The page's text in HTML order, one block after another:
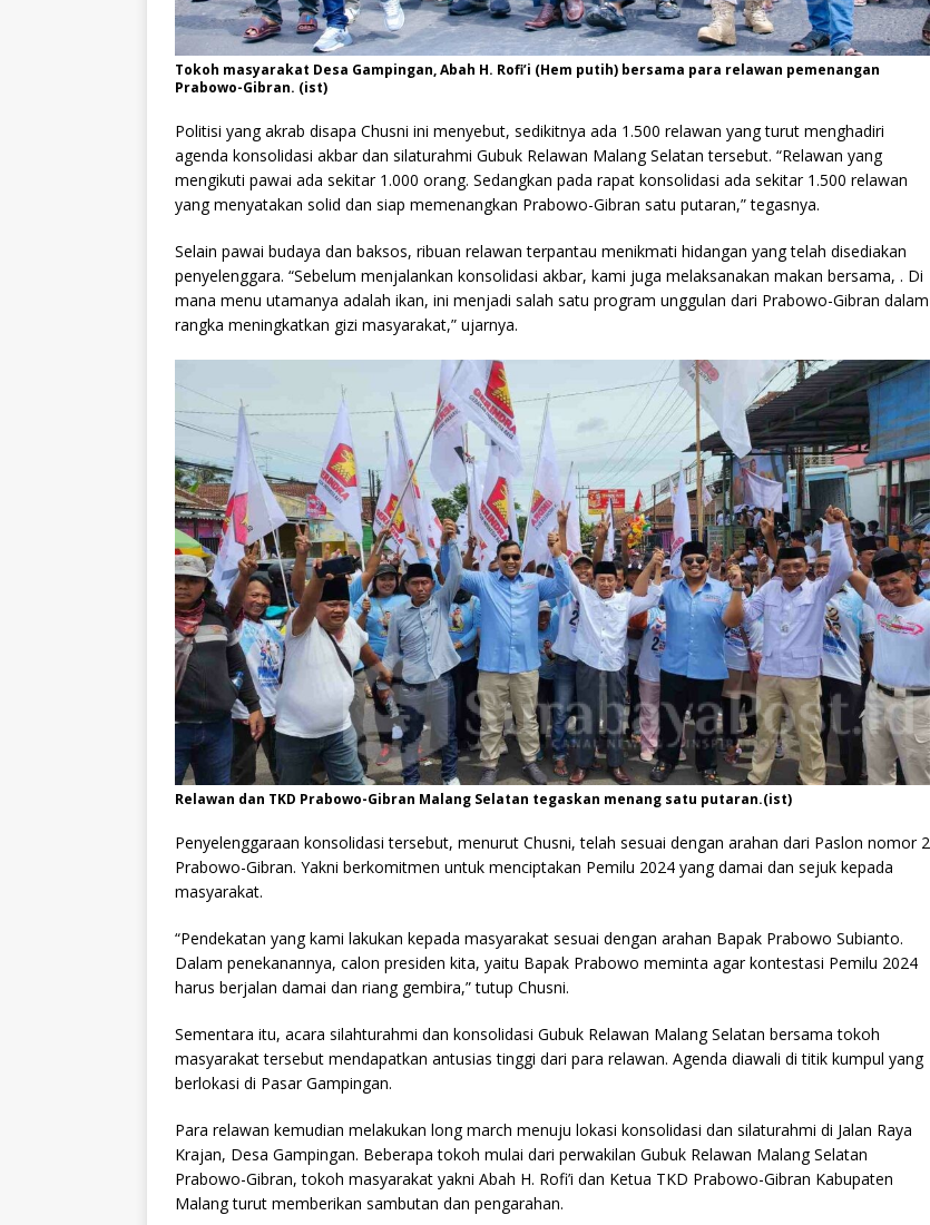
Tokoh masyarakat Desa Gampingan, Abah H. Rofi’i (Hem putih) bersama para relawan pemenangan
Prabowo-Gibran. (ist)
Politisi yang akrab disapa Chusni ini menyebut, sedikitnya ada 1.500 relawan yang turut menghadiri
agenda konsolidasi akbar dan silaturahmi Gubuk Relawan Malang Selatan tersebut. “Relawan yang
mengikuti pawai ada sekitar 1.000 orang. Sedangkan pada rapat konsolidasi ada sekitar 1.500 relawan
yang menyatakan solid dan siap memenangkan Prabowo-Gibran satu putaran,” tegasnya.
Selain pawai budaya dan baksos, ribuan relawan terpantau menikmati hidangan yang telah disediakan
penyelenggara. “Sebelum menjalankan konsolidasi akbar, kami juga melaksanakan makan bersama, . Di
mana menu utamanya adalah ikan, ini menjadi salah satu program unggulan dari Prabowo-Gibran dalam
rangka meningkatkan gizi masyarakat,” ujarnya.
Relawan dan TKD Prabowo-Gibran Malang Selatan tegaskan menang satu putaran.(ist)
Penyelenggaraan konsolidasi tersebut, menurut Chusni, telah sesuai dengan arahan dari Paslon nomor 2
Prabowo-Gibran. Yakni berkomitmen untuk menciptakan Pemilu 2024 yang damai dan sejuk kepada
masyarakat.
“Pendekatan yang kami lakukan kepada masyarakat sesuai dengan arahan Bapak Prabowo Subianto.
Dalam penekanannya, calon presiden kita, yaitu Bapak Prabowo meminta agar kontestasi Pemilu 2024
harus berjalan damai dan riang gembira,” tutup Chusni.
Sementara itu, acara silahturahmi dan konsolidasi Gubuk Relawan Malang Selatan bersama tokoh
masyarakat tersebut mendapatkan antusias tinggi dari para relawan. Agenda diawali di titik kumpul yang
berlokasi di Pasar Gampingan.
Para relawan kemudian melakukan long march menuju lokasi konsolidasi dan silaturahmi di Jalan Raya
Krajan, Desa Gampingan. Beberapa tokoh mulai dari perwakilan Gubuk Relawan Malang Selatan
Prabowo-Gibran, tokoh masyarakat yakni Abah H. Rofi’i dan Ketua TKD Prabowo-Gibran Kabupaten
Malang turut memberikan sambutan dan pengarahan.